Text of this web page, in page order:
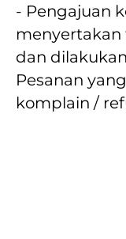
- Pengajuan
menyertakan
dan
Pesanan
komplain /